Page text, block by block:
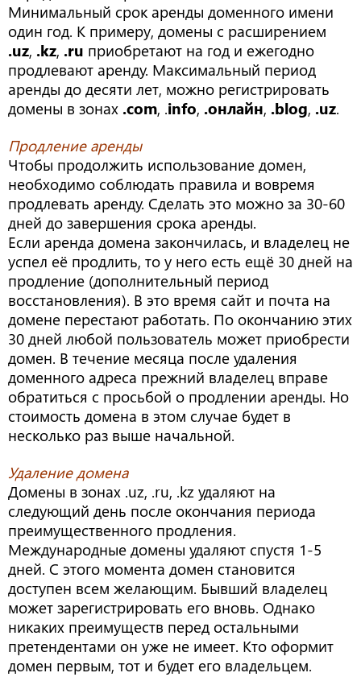
Минимальный срок аренды доменного имени
один год. К примеру, домены с расширением
.uz, .kz, .ru приобретают на год и ежегодно
продлевают аренду. Максимальный период
аренды до десяти лет, можно регистрировать
домены в зонах .com, .info, .онлайн, .blog, .uz.
Продление аренды
Чтобы продолжить использование домен,
необходимо соблюдать правила и вовремя
продлевать аренду. Сделать это можно за 30-60
дней до завершения срока аренды.
Если аренда домена закончилась, и владелец не
успел её продлить, то у него есть ещё 30 дней на
продление (дополнительный период
восстановления). В это время сайт и почта на
домене перестают работать. По окончанию этих
30 дней любой пользователь может приобрести
домен. В течение месяца после удаления
доменного адреса прежний владелец вправе
обратиться с просьбой о продлении аренды. Но
стоимость домена в этом случае будет в
несколько раз выше начальной.
Удаление домена
Домены в зонах .uz, .ru, .kz удаляют на
следующий день после окончания периода
преимущественного продления.
Международные домены удаляют спустя 1-5
дней. С этого момента домен становится
доступен всем желающим. Бывший владелец
может зарегистрировать его вновь. Однако
никаких преимуществ перед остальными
претендентами он уже не имеет. Кто оформит
домен первым, тот и будет его владельцем.